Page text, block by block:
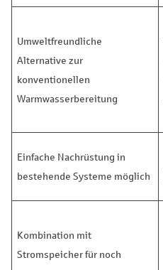
Umweltfreundliche
Alternative zur
konventionellen
Warmwasserbereitung
Einfache Nachrüstung in
bestehende Systeme möglich
Kombination mit
Stromspeicher für noch